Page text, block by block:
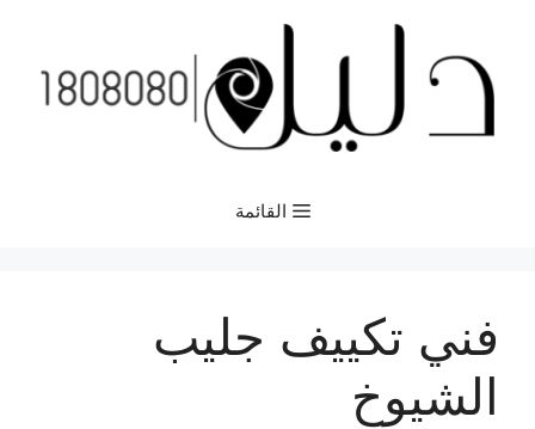
المحتوى
القائمة
فني تكييف جليب
الشيوخ